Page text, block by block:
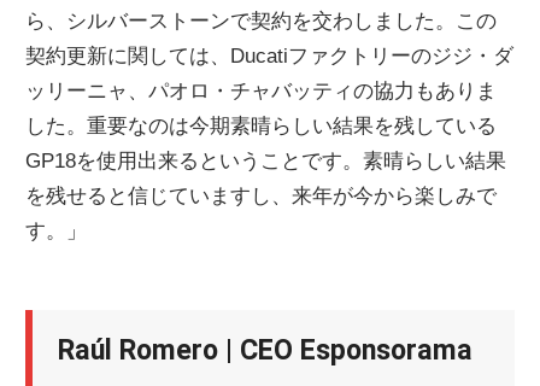
ら、シルバーストーンで契約を交わしました。この
契約更新に関しては、Ducatiファクトリーのジジ・ダ
ッリーニャ、パオロ・チャバッティの協力もありま
した。重要なのは今期素晴らしい結果を残している
GP18を使用出来るということです。素晴らしい結果
を残せると信じていますし、来年が今から楽しみで
す。」
Raúl Romero | CEO Esponsorama